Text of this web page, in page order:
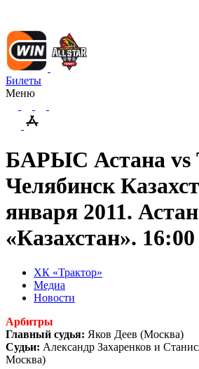
Билеты
Меню
БАРЫС Астана
Челябинск
января 2011.
«Казахстан». 16:00
ХК «Трактор»
Медиа
Новости
Арбитры
Главный судья: Яков Деев (Москва)
Судьи: Александр Захаренков и
Москва)